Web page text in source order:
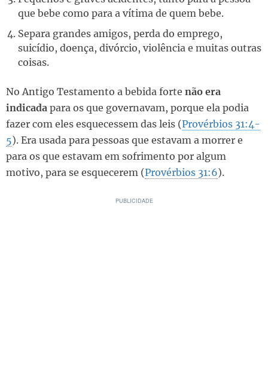
que bebe como para a vítima de quem bebe.
Separa grandes amigos, perda do emprego,
suicídio, doença, divórcio, violência e muitas outras
coisas.
No Antigo Testamento a bebida forte não era
indicada para os que governavam, porque ela podia
fazer com eles esquecessem das leis (Provérbios 31:4-
5). Era usada para pessoas que estavam a morrer e
para os que estavam em sofrimento por algum
motivo, para se esquecerem (Provérbios 31:6).